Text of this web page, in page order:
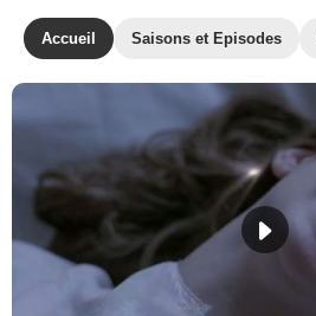
Accueil Saisons et Episodes